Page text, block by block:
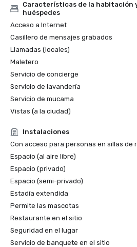
Características de la habitación
huéspedes
Acceso a Internet
Casillero de mensajes grabados
Llamadas (locales)
Maletero
Servicio de concierge
Servicio de lavandería
Servicio de mucama
Vistas (a la ciudad)
Instalaciones
Con acceso para personas en sillas de
Espacio (al aire libre)
Espacio (privado)
Espacio (semi-privado)
Estadía extendida
Permite las mascotas
Restaurante en el sitio
Seguridad en el lugar
Servicio de banquete en el sitio